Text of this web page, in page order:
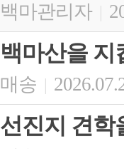
백마관리자 |
백마산을 지
매송 |
선진지 견학